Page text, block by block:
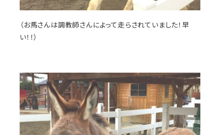
（お馬さんは調教師さんによって走らされていました！早
い！！）